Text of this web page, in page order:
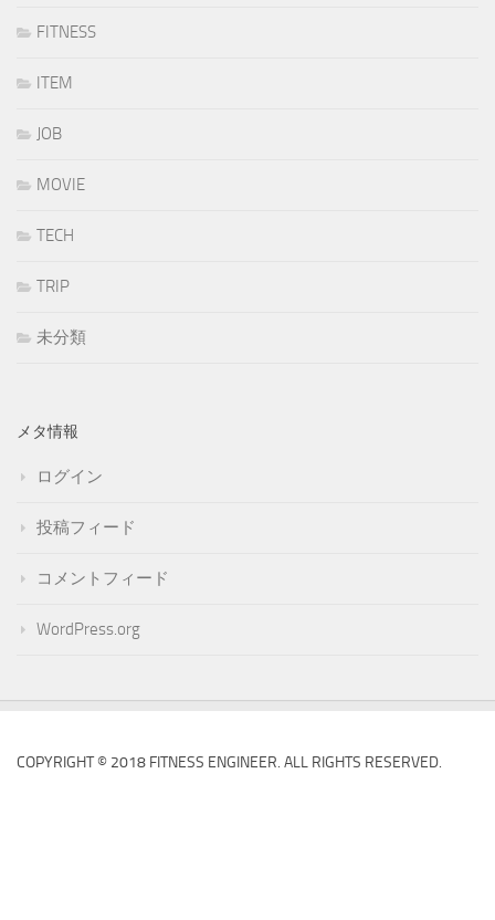
FITNESS
ITEM
JOB
MOVIE
TECH
TRIP
未分類
メタ情報
ログイン
投稿フィード
コメントフィード
WordPress.org
COPYRIGHT © 2018 FITNESS ENGINEER. ALL RIGHTS RESERVED.